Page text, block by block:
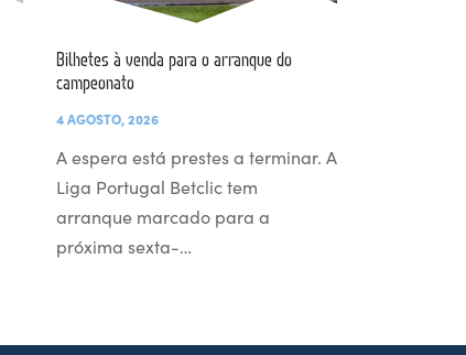
Bilhetes à venda para o arranque do
campeonato
4 AGOSTO, 2026
A espera está prestes a terminar. A
Liga Portugal Betclic tem
arranque marcado para a
próxima sexta-…